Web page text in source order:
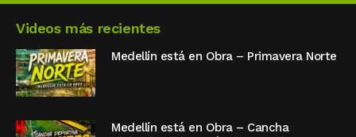
Videos más recientes
Medellín está en Obra – Primavera Norte
Medellín está en Obra – Cancha